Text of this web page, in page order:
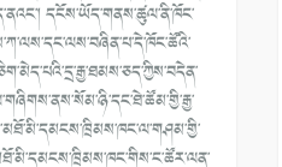
དངོས་ཡོད་གནས་ཚུལ་ནི་ཁོང་
ལས་བཞིན་པ་དེ་ཁོང་ཚོའི་
་དྲ་རྒྱ་ཐམས་ཅད་ཀྱིས་བདེན་
དང་ཐེ་ཚོམ་གྱི་རྒྱ་
ཁང་ལ་གཤམ་གྱི་
ང་ཚོར་ལན་